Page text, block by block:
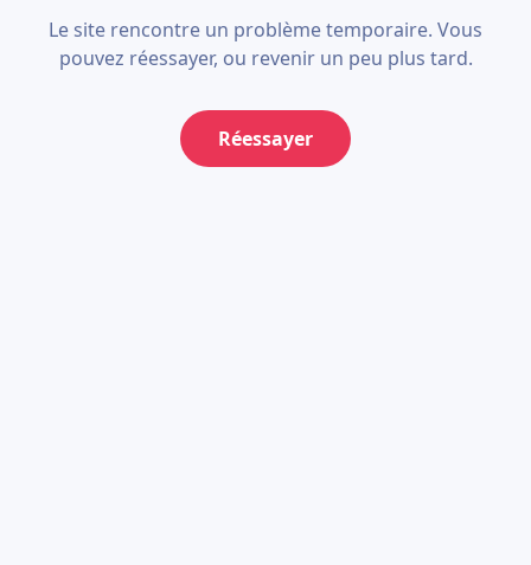
Le site rencontre un problème temporaire. Vous
pouvez réessayer, ou revenir un peu plus tard.
Réessayer